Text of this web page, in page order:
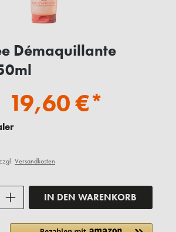
Démaquillante
19,60 €*
Versandkosten
IN DEN WARENKORB